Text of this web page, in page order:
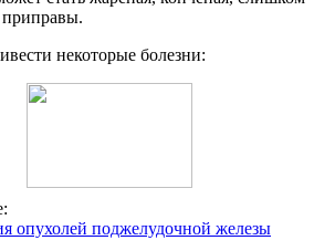
приправы.
некоторые болезни:
опухолей поджелудочной железы